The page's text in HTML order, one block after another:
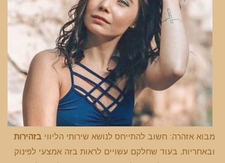
מבוא אזהרה: חשוב להתייחס לנושא שירותי הליווי בזהירות
ובאחריות. בעוד שחלקם עשויים לראות בזה אמצעי לפינוק